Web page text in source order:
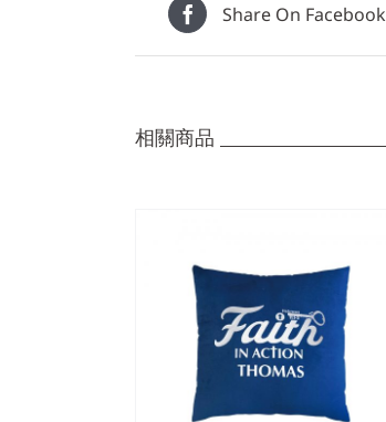
Share On Facebook
相關商品